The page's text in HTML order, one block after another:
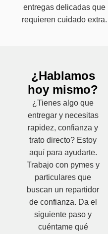
entregas delicadas que
requieren cuidado extra.
¿Hablamos
hoy mismo?
¿Tienes algo que
entregar y necesitas
rapidez, confianza y
trato directo? Estoy
aquí para ayudarte.
Trabajo con pymes y
particulares que
buscan un repartidor
de confianza. Da el
siguiente paso y
cuéntame qué